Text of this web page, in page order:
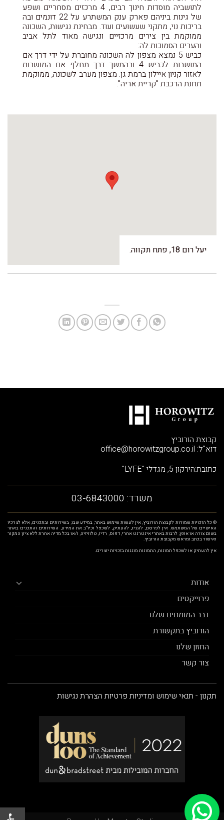
לתושביה מוסדות חינוך רבים, 4 מרכזים מסחריים ושפע
של גינות ביניהם פארק ענק המשתרע על 22 דונמים ובה
בריכות נוי, מתקני שעשועים ועוד. מבחינת נגישות, השכונה
ממוקמת בין צירים מרכזיים ונגישה מאוד לתל אביב
והערים הסמוכות לה:
כביש 5 נמצא מצפון לה השכונה מחוברת על ידי דרך אם
המושבות לכביש 4 ובהמשך דרך מחלף אם המושבות
לאזור קניון איילון ברמת גן. מצפון מערב לשכונה, ממוקמת
תחנת הרכבת "קריית אריה".
יעל רום 18, פתח תקווה.
קבוצת הורוביץ
דוא"ל: office@horowitzgroup.co.il
כתובת:הירקון 5, מגדלי "LYFE"
משרד: 03-6843000
© כל הזכויות שמורות לקבוצת הורוביץ, אין לעשות שימוש באתר, במידע שבו, בשירותים ובתכנים, אלא לצרכיו
האישיים של המשתמש. אין לפרסם, להציג, להעתיק, לשכפל וכיו"ב את המידע, השירותים והתכנים באתר
בשום צורה או אופן, לרבות באתרי אינטרנט אחרי, דפוס, רדיו, טלוויזיה, ו/או בכל מדיה אחרת ללא ציון המקור
ואישור בכתב ומראש מקבוצת הורוביץ.
אין להעתיק או לשכפל תמונות, התמונות מוגנות בזכויות יוצרים.
אודות
פרוייקטים
דבר המומחים שלנו
הורוביץ בתקשורת
החזון שלנו
צור קשר
תקנון - תנאי שימוש ומדיניות פרטיות הצהרת נגישות